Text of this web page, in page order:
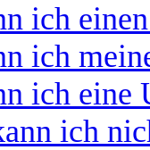
ich
ich
ich eine
ich